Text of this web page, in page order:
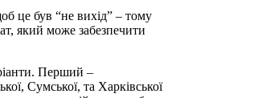
це був “не вихід” – тому
який може забезпечити
Перший –
Сумської, та Харківської